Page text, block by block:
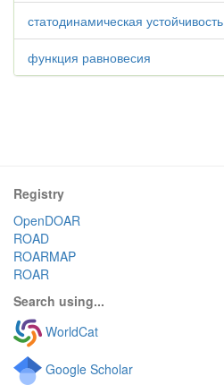
статодинамическая устойчивость
функция равновесия
Registry
OpenDOAR
ROAD
ROARMAP
ROAR
Search using...
WorldCat
Google Scholar